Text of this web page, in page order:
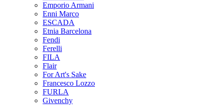
Emporio Armani
Enni Marco
ESCADA
Etnia Barcelona
Fendi
Ferelli
FILA
Flair
For Art's Sake
Francesco Lozzo
FURLA
Givenchy